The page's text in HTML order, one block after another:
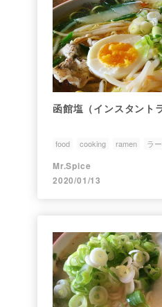
函館塩（インスタント
food cooking ramen ラ
Mr.Spice
2020/01/13